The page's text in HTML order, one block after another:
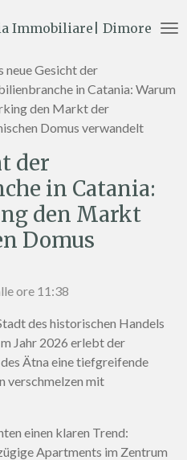
Immobiliare| Dimore e
neue Gesicht der
in Catania: Warum
den Markt der
Domus verwandelt
der
in Catania:
den Markt
Domus
ore 11:38
des historischen Handels
Jahr 2026 erlebt der
Ätna eine tiefgreifende
verschmelzen mit
einen klaren Trend:
Apartments im Zentrum